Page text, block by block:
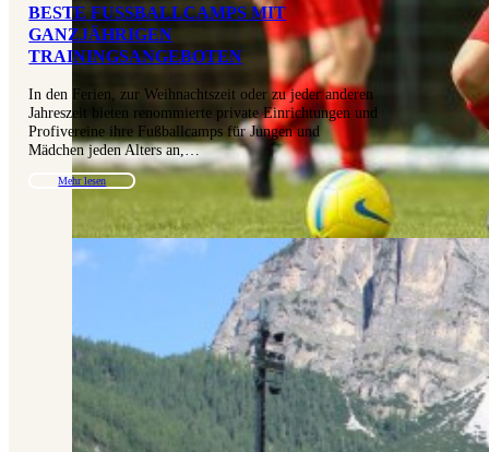
BESTE FUSSBALLCAMPS MIT G
ANZJÄHRIGEN T
RAININGSANGEBOTEN
In den Ferien, zur Weihnachtszeit oder zu jeder anderen
Jahreszeit bieten renommierte private Einrichtungen und
Profivereine ihre Fußballcamps für Jungen und
Mädchen jeden Alters an,…
Mehr lesen